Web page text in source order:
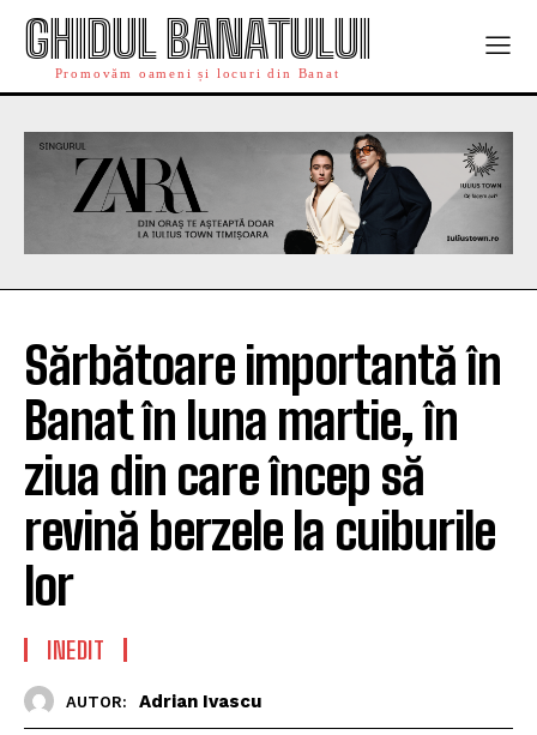
GHIDUL BANATULUI
Promovăm oameni și locuri din Banat
Sărbătoare importantă în
Banat în luna martie, în
ziua din care încep să
revină berzele la cuiburile
lor
INEDIT
AUTOR: Adrian Ivascu